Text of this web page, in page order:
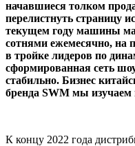
начавшиеся толком
перелистнуть страницу
текущем году машины
сотнями ежемесячно, на
в тройке лидеров по
сформированная сеть
стабильно. Бизнес
бренда SWM мы изучаем
К концу 2022 года